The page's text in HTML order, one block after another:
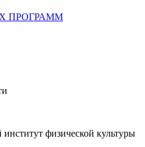
ПРОГРАММ
физической культуры